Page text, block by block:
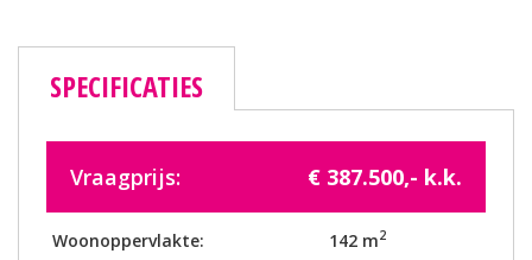
SPECIFICATIES
Vraagprijs: € 387.500,- k.k.
Woonoppervlakte: 142 m2